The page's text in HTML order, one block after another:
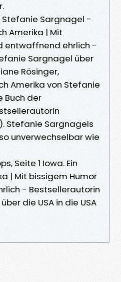
Stefanie Sargnagel -
Amerika | Mit
entwaffnend ehrlich -
Sargnagel über
Rösinger,
Amerika von Stefanie
Buch der
Stefanie Sargnagels
unverwechselbar wie
Seite 1 Iowa. Ein
| Mit bissigem Humor
- Bestsellerautorin
die USA in die USA